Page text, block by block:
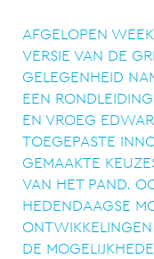
AFGELOPEN
VERSIE VAN DE
GELEGENHEID
EEN
EN VROEG
TOEGEPASTE
GEMAAKTE
VAN HET PAND.
HEDENDAAGSE
DE